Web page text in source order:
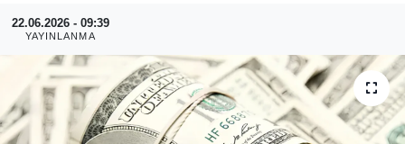
22.06.2026 - 09:39
YAYINLANMA
RESMİ REKLAM